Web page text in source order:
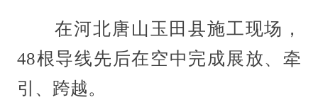
在河北唐山玉田县施工现场，
48根导线先后在空中完成展放、牵
引、跨越。